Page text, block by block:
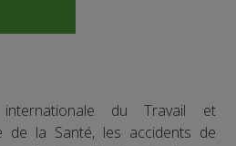
internationale du Travail et
de la Santé, les accidents de